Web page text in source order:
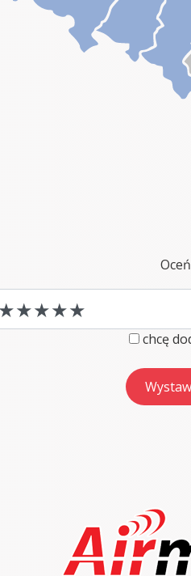
chcę